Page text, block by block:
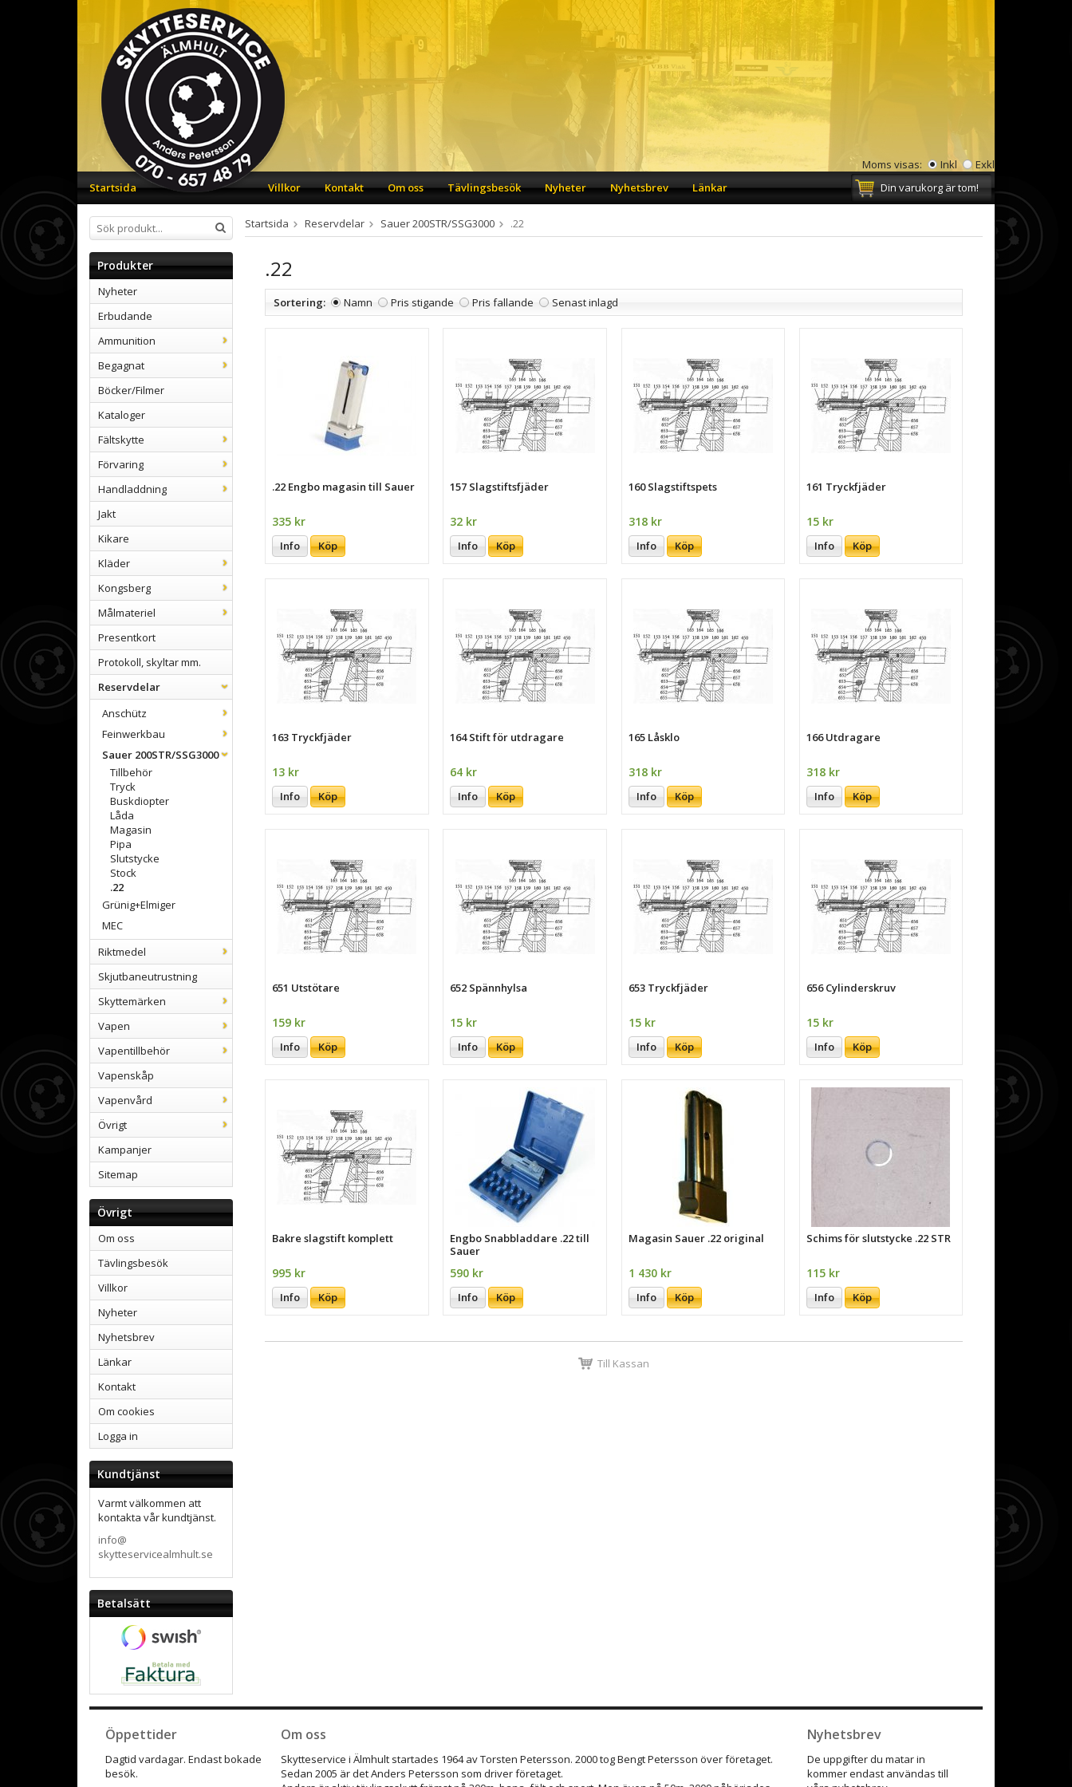
Moms visas: Inkl
Exkl
Startsida
Villkor Kontakt Om oss Tävlingsbesök Nyheter Nyhetsbrev Länkar Din varukorg är tom!
Produkter
Nyheter
Erbudande
Ammunition
Begagnat
Böcker/Filmer
Kataloger
Fältskytte
Förvaring
Handladdning
Jakt
Kikare
Kläder
Kongsberg
Målmateriel
Presentkort
Protokoll, skyltar mm.
Reservdelar
Anschütz
Feinwerkbau
Sauer 200STR/SSG3000
Tillbehör
Tryck
Buskdiopter
Låda
Magasin
Pipa
Slutstycke
Stock
.22
Grünig+Elmiger
MEC
Riktmedel
Skjutbaneutrustning
Skyttemärken
Vapen
Vapentillbehör
Vapenskåp
Vapenvård
Övrigt
Kampanjer
Sitemap
Övrigt
Om oss
Tävlingsbesök
Villkor
Nyheter
Nyhetsbrev
Länkar
Kontakt
Om cookies
Logga in
Kundtjänst
Varmt välkommen att
kontakta vår kundtjänst.
info@
skytteservicealmhult.se
Betalsätt
Startsida Reservdelar Sauer 200STR/SSG3000 .22
.22
Sortering: Namn Pris stigande Pris fallande Senast inlagd
.22 Engbo magasin till Sauer
335 kr
Info Köp
157 Slagstiftsfjäder
32 kr
Info Köp
160 Slagstiftspets
318 kr
Info Köp
161 Tryckfjäder
15 kr
Info Köp
163 Tryckfjäder
13 kr
Info Köp
164 Stift för utdragare
64 kr
Info Köp
165 Låsklo
318 kr
Info Köp
166 Utdragare
318 kr
Info Köp
651 Utstötare
159 kr
Info Köp
652 Spännhylsa
15 kr
Info Köp
653 Tryckfjäder
15 kr
Info Köp
656 Cylinderskruv
15 kr
Info Köp
Bakre slagstift komplett
995 kr
Info Köp
Engbo Snabbladdare .22 till
Sauer
590 kr
Info Köp
Magasin Sauer .22 original
1 430 kr
Info Köp
Schims för slutstycke .22 STR
115 kr
Info Köp
Till Kassan
Öppettider
Dagtid vardagar. Endast bokade
besök.
Nyhetsbrev
De uppgifter du matar in
kommer endast användas till
Om oss
Skytteservice i Älmhult startades 1964 av Torsten Petersson. 2000 tog Bengt Petersson över företaget.
Sedan 2005 är det Anders Petersson som driver företaget.